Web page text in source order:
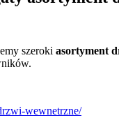
szeroki asortyment
wewnetrzne/